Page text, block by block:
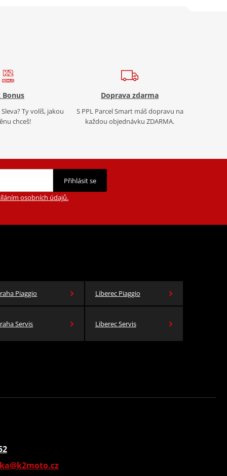
Bonus
Ty volíš, jakou
chceš!
Doprava zdarma
S PPL Parcel Smart máš dopravu na
každou objednávku ZDARMA.
Přihlásit se
osobních údajů.
Piaggio Liberec Piaggio
Servis Liberec Servis